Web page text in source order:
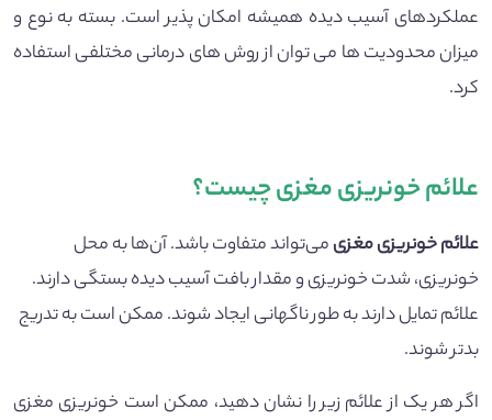
عملکردهای آسیب دیده همیشه امکان پذیر است. بسته به نوع و
میزان محدودیت ها می توان از روش های درمانی مختلفی استفاده
کرد.
علائم خونریزی مغزی چیست؟
علائم خونریزی مغزیمی‌تواند متفاوت باشد. آن‌ها به محل
خونریزی، شدت خونریزی و مقدار بافت آسیب دیده بستگی دارند.
علائم تمایل دارند به طور ناگهانی ایجاد شوند. ممکن است به تدریج
بدتر شوند.
اگر هر یک از علائم زیر را نشان دهید، ممکن است خونریزی مغزی